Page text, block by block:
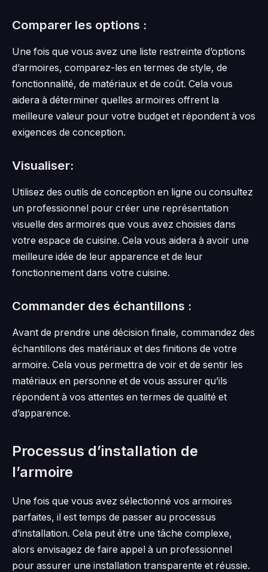
Comparer les options :
Une fois que vous avez une liste restreinte d’options
d’armoires, comparez-les en termes de style, de
fonctionnalité, de matériaux et de coût. Cela vous
aidera à déterminer quelles armoires offrent la
meilleure valeur pour votre budget et répondent à vos
exigences de conception.
Visualiser:
Utilisez des outils de conception en ligne ou consultez
un professionnel pour créer une représentation
visuelle des armoires que vous avez choisies dans
votre espace de cuisine. Cela vous aidera à avoir une
meilleure idée de leur apparence et de leur
fonctionnement dans votre cuisine.
Commander des échantillons :
Avant de prendre une décision finale, commandez des
échantillons des matériaux et des finitions de votre
armoire. Cela vous permettra de voir et de sentir les
matériaux en personne et de vous assurer qu’ils
répondent à vos attentes en termes de qualité et
d’apparence.
Processus d’installation de
l’armoire
Une fois que vous avez sélectionné vos armoires
parfaites, il est temps de passer au processus
d’installation. Cela peut être une tâche complexe,
alors envisagez de faire appel à un professionnel
pour assurer une installation transparente et réussie.